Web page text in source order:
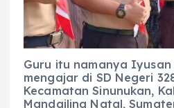
Guru itu namanya
mengajar di SD Negeri
Kecamatan Sinunukan,
Mandailing Natal,